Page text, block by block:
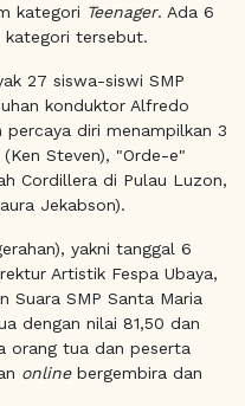
kategori Teenager. Ada 6
tersebut.
27 siswa-siswi SMP
konduktor Alfredo
percaya diri menampilkan 3
Steven), "Orde-e"
Cordillera di Pulau Luzon,
Jekabson).
yakni tanggal 6
Artistik Fespa Ubaya,
Suara SMP Santa Maria
dengan nilai 81,50 dan
orang tua dan peserta
onlinebergembira dan